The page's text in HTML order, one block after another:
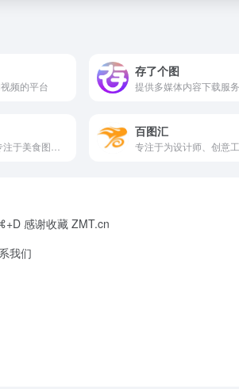
频的平台
存了个图
百图汇
感谢收藏 ZMT.cn
我们